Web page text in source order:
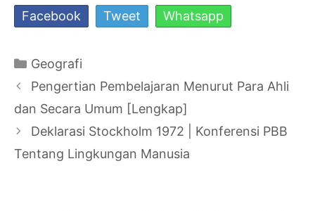
Facebook Tweet Whatsapp
Kategori
Geografi
Navigasi
Tulisan
Pengertian Pembelajaran Menurut Para Ahli
dan Secara Umum [Lengkap]
Deklarasi Stockholm 1972 | Konferensi PBB
Tentang Lingkungan Manusia